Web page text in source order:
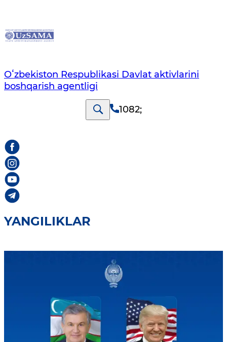
Oʻzbekiston Respublikasi Davlat aktivlarini
boshqarish agentligi
1082;
YANGILIKLAR